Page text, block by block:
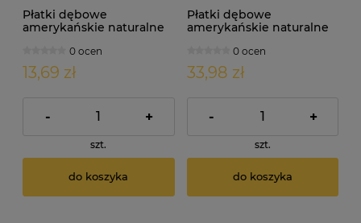
Płatki dębowe
amerykańskie naturalne
0 ocen
13,69 zł
- +
szt.
do koszyka
Płatki dębowe
amerykańskie naturalne
0 ocen
33,98 zł
- +
szt.
do koszyka